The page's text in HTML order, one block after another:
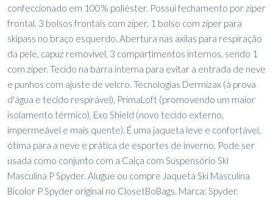
confeccionado em 100% poliéster. Possui fechamento por zíper
frontal. 3 bolsos frontais com zíper. 1 bolso com zíper para
skipass no braço esquerdo. Abertura nas axilas para respiração
da pele, capuz removível, 3 compartimentos internos, sendo 1
com zíper. Tecido na barra interna para evitar a entrada de neve
e punhos com ajuste de velcro. Tecnologias Dermizax (à prova
d'água e tecido respirável), PrimaLoft (promovendo um maior
isolamento térmico), Exo Shield (novo tecido externo,
impermeável e mais quente). É uma jaqueta leve e confortável,
ótima para a neve e prática de esportes de inverno. Pode ser
usada como conjunto com a Calça com Suspensório Ski
Masculina P Spyder. Alugue ou compre Jaqueta Ski Masculina
Bicolor P Spyder original no ClosetBoBags. Marca: Spyder.